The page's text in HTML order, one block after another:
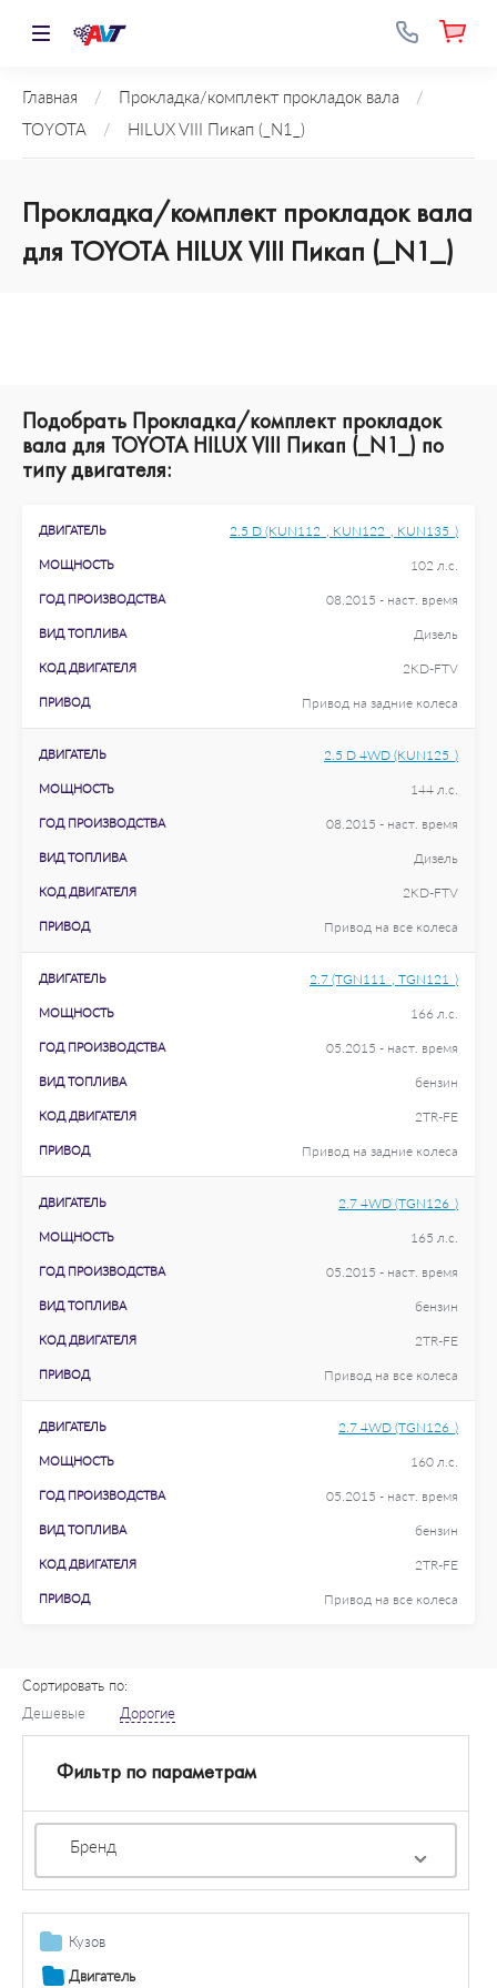
Главная / Прокладка/комплект прокладок вала
/
TOYOTA
/ HILUX VIII Пикап (_N1_)
Прокладка/комплект прокладок вала
для TOYOTA HILUX VIII Пикап (_N1_)
Подобрать Прокладка/комплект прокладок
вала для TOYOTA HILUX VIII Пикап (_N1_) по
типу двигателя:
ДВИГАТЕЛЬ 2.5 D (KUN112_, KUN122_, KUN135_)
МОЩНОСТЬ 102 л.с.
ГОД ПРОИЗВОДСТВА 08.2015 - наст. время
ВИД ТОПЛИВА Дизель
КОД ДВИГАТЕЛЯ 2KD-FTV
ПРИВОД Привод на задние колеса
ДВИГАТЕЛЬ 2.5 D 4WD (KUN125_)
МОЩНОСТЬ 144 л.с.
ГОД ПРОИЗВОДСТВА 08.2015 - наст. время
ВИД ТОПЛИВА Дизель
КОД ДВИГАТЕЛЯ 2KD-FTV
ПРИВОД Привод на все колеса
ДВИГАТЕЛЬ 2.7 (TGN111_, TGN121_)
МОЩНОСТЬ 166 л.с.
ГОД ПРОИЗВОДСТВА 05.2015 - наст. время
ВИД ТОПЛИВА бензин
КОД ДВИГАТЕЛЯ 2TR-FE
ПРИВОД Привод на задние колеса
ДВИГАТЕЛЬ 2.7 4WD (TGN126_)
МОЩНОСТЬ 165 л.с.
ГОД ПРОИЗВОДСТВА 05.2015 - наст. время
ВИД ТОПЛИВА бензин
КОД ДВИГАТЕЛЯ 2TR-FE
ПРИВОД Привод на все колеса
ДВИГАТЕЛЬ 2.7 4WD (TGN126_)
МОЩНОСТЬ 160 л.с.
ГОД ПРОИЗВОДСТВА 05.2015 - наст. время
ВИД ТОПЛИВА бензин
КОД ДВИГАТЕЛЯ 2TR-FE
ПРИВОД Привод на все колеса
Сортировать по:
Дешевые
Дорогие
Фильтр по параметрам
Бренд
Кузов
Дополнительная фара / комплектующие
Двигатель